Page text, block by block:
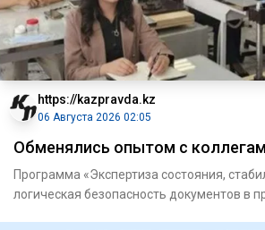
https://kazpravda.kz
06 Августа 2026 02:05
Обменялись опытом с
Программа «Экспертиза состоя­ния,
логическая безопасность докумен­тов в